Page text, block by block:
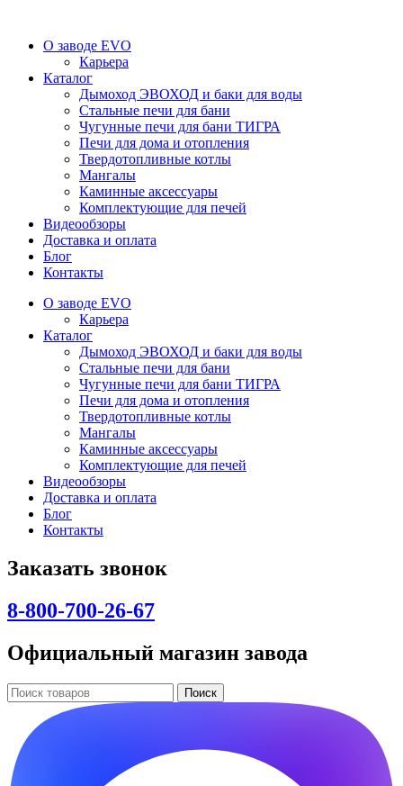
О заводе EVO
Карьера
Каталог
Дымоход ЭВОХОД и баки для воды
Стальные печи для бани
Чугунные печи для бани ТИГРА
Печи для дома и отопления
Твердотопливные котлы
Мангалы
Каминные аксессуары
Комплектующие для печей
Видеообзоры
Доставка и оплата
Блог
Контакты
О заводе EVO
Карьера
Каталог
Дымоход ЭВОХОД и баки для воды
Стальные печи для бани
Чугунные печи для бани ТИГРА
Печи для дома и отопления
Твердотопливные котлы
Мангалы
Каминные аксессуары
Комплектующие для печей
Видеообзоры
Доставка и оплата
Блог
Контакты
Заказать звонок
8-800-700-26-67
Официальный магазин завода
Поиск